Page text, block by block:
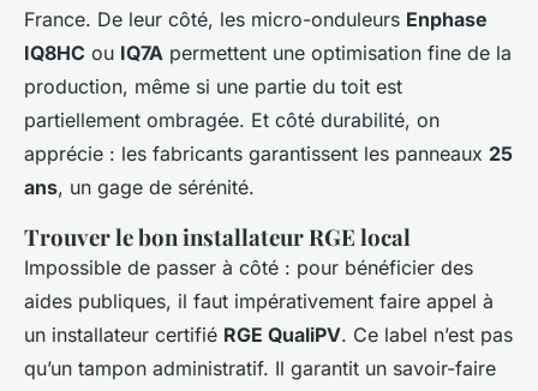
France. De leur côté, les micro-onduleurs Enphase
IQ8HC ou IQ7A permettent une optimisation fine de la
production, même si une partie du toit est
partiellement ombragée. Et côté durabilité, on
apprécie : les fabricants garantissent les panneaux 25
ans, un gage de sérénité.
Trouver le bon installateur RGE local
Impossible de passer à côté : pour bénéficier des
aides publiques, il faut impérativement faire appel à
un installateur certifié RGE QualiPV. Ce label n’est pas
qu’un tampon administratif. Il garantit un savoir-faire